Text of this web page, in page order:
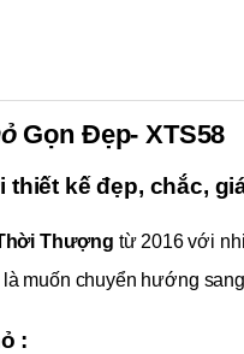
Gọn Đẹp- XTS58
thiết kế đẹp, chắc,
Thượng từ 2016 với
muốn chuyển hướng
: